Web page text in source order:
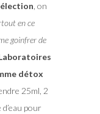
, on
en ce
goinfrer de
détox
25ml, 2
pour